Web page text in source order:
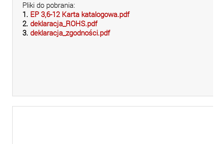
Pliki do pobrania:
1. EP 3,6-12 Karta katalogowa.pdf
2. deklaracja_ROHS.pdf
3. deklaracja_zgodności.pdf